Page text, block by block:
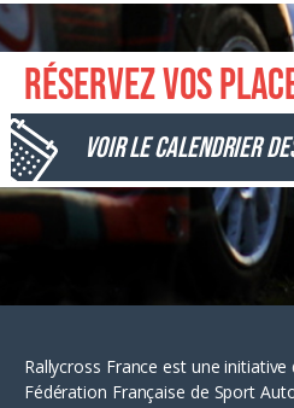
Réservez vos
Voir le calendrier
Rallycross France est une initiative
Fédération Française de Sport